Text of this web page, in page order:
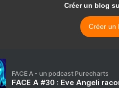
Créer un blog
Créer un
FACE A - un podcast Purecharts
FACE A #30 : Eve Angeli